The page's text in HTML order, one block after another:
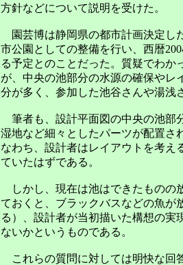
方針などについて説明を受けた。
園芸博は静岡県の都市計画決定し
市公園としての整備を行い、西暦
る予定とのことだった。質疑でわか
が、中央の池部分の水源の確保やレ
分が多く、参加した池谷さんや湯浅
筆者も、設計平面図の中央の池部
湿地など細々としたパーツが配置さ
なわち、設計者はレイアウトを考え
ていたはずである。
しかし、現在は池はできたものの
ておくと、ブラックバスなどの魚が
る）、設計者が当初描いた構想の実
ないかというものである。
これらの質問に対しては明快な回